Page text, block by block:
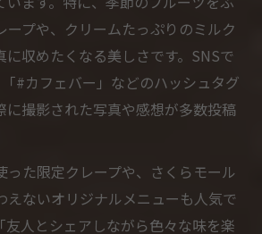
ープや、クリームたっぷりのミルク
に収めたくなる美しさです。SNSで
「#カフェバー」などのハッシュタグ
に撮影された写真や感想が多数投稿
った限定クレープや、さくらモール
えないオリジナルメニューも人気で
友人とシェアしながら色々な味を楽